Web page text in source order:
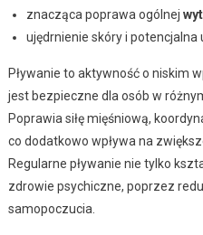
znacząca poprawa ogólnej
ujędrnienie skóry i potencjalna
Pływanie to aktywność o niskim
jest bezpieczne dla osób w
Poprawia siłę mięśniową,
co dodatkowo wpływa na
Regularne pływanie nie tylko
zdrowie psychiczne, poprzez
samopoczucia.